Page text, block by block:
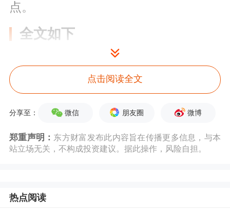
点。
全文如下
中金 | 中报预览：哪些公司业绩有望超
预期
7月将进入中报预告披露高峰期。A股
上市公司预计将在7月15日之前密集披
季度国内经济增长动能出现部分边际放
点击阅读全文
分享至： 微信 朋友圈 微博
郑重声明： 东方财富发布此内容旨在传播更多信息，与本
站立场无关，不构成投资建议。据此操作，风险自担。
热点阅读